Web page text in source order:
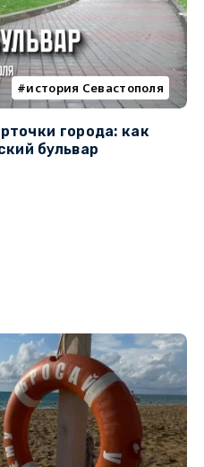
история Севастополя
города: как
бульвар